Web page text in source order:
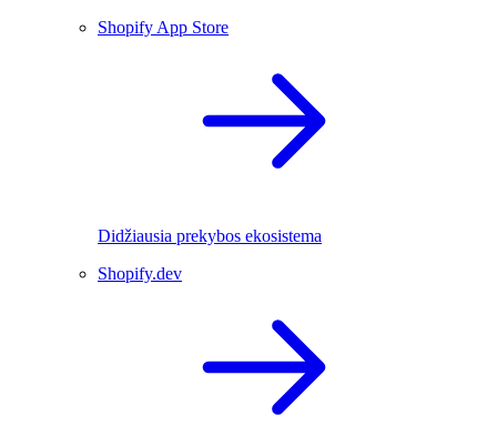
Shopify App Store
Didžiausia prekybos ekosistema
Shopify.dev